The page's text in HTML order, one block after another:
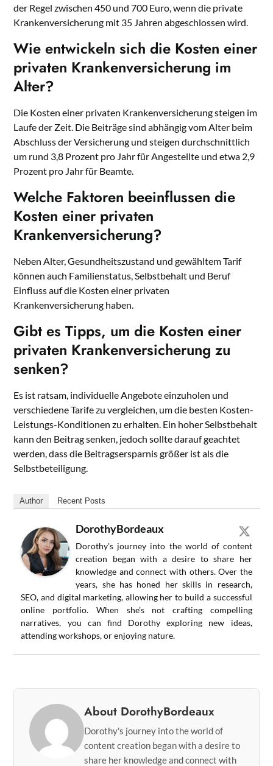
der Regel zwischen 450 und 700 Euro, wenn die private
Krankenversicherung mit 35 Jahren abgeschlossen wird.
Wie entwickeln sich die Kosten einer
privaten Krankenversicherung im
Alter?
Die Kosten einer privaten Krankenversicherung steigen im
Laufe der Zeit. Die Beiträge sind abhängig vom Alter beim
Abschluss der Versicherung und steigen durchschnittlich
um rund 3,8 Prozent pro Jahr für Angestellte und etwa 2,9
Prozent pro Jahr für Beamte.
Welche Faktoren beeinflussen die
Kosten einer privaten
Krankenversicherung?
Neben Alter, Gesundheitszustand und gewähltem Tarif
können auch Familienstatus, Selbstbehalt und Beruf
Einfluss auf die Kosten einer privaten
Krankenversicherung haben.
Gibt es Tipps, um die Kosten einer
privaten Krankenversicherung zu
senken?
Es ist ratsam, individuelle Angebote einzuholen und
verschiedene Tarife zu vergleichen, um die besten Kosten-
Leistungs-Konditionen zu erhalten. Ein hoher Selbstbehalt
kann den Beitrag senken, jedoch sollte darauf geachtet
werden, dass die Beitragsersparnis größer ist als die
Selbstbeteiligung.
Author Recent Posts
DorothyBordeaux
Dorothy's journey into the world of content
creation began with a desire to share her
knowledge and connect with others. Over the
years, she has honed her skills in research,
SEO, and digital marketing, allowing her to build a successful
online portfolio. When she’s not crafting compelling
narratives, you can find Dorothy exploring new ideas,
attending workshops, or enjoying nature.
About DorothyBordeaux
Dorothy's journey into the world of
content creation began with a desire to
share her knowledge and connect with